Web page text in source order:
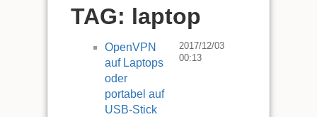
TAG: laptop
OpenVPN
auf Laptops
oder
portabel auf
USB-Stick
2017/12/03
00:13